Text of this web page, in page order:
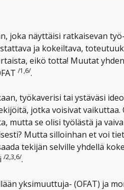
joka näyttäisi ratkaisevan
ja kokeiltava,
eikö totta! Muutat
/1,6/.
työkaverisi tai ystäväsi
jotka voisivat
mutta se olisi työlästä ja
Mutta silloinhan et voi
tekijän selville yhdellä
/2,3,6/.
yksimuuttuja- (OFAT) ja